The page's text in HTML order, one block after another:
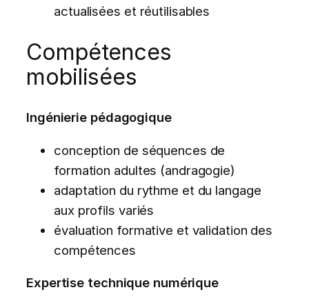
actualisées et réutilisables
Compétences
mobilisées
Ingénierie pédagogique
conception de séquences de
formation adultes (andragogie)
adaptation du rythme et du langage
aux profils variés
évaluation formative et validation des
compétences
Expertise technique numérique